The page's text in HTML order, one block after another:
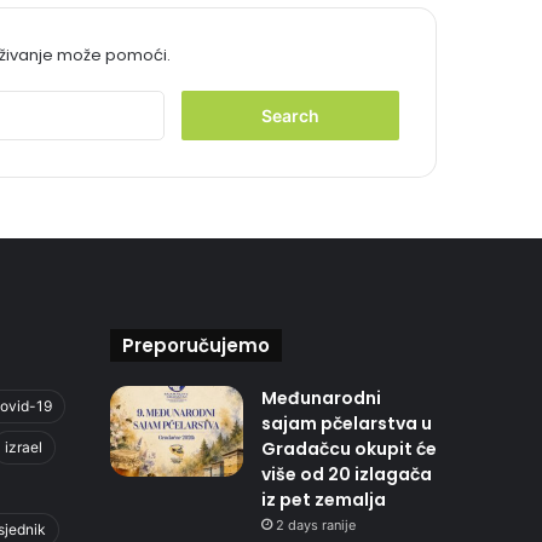
može pomoći.
r
19
izrael
Preporučujemo
Međunarodni
sajam pčelarstva u
Gradačcu okupit će
više od 20 izlagača
iz pet zemalja
2 days ranije